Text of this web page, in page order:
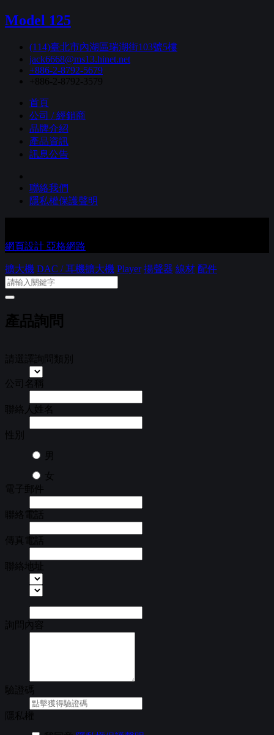
Model 125
(114)臺北市內湖區瑞湖街103號5樓
jack6668@ms13.hinet.net
+886-2-8792-5679
+886-2-8792-3579
首頁
公司 / 經銷商
品牌介紹
產品資訊
訊息公告
聯絡我們
隱私權保護聲明
網頁設計 亞格網路
擴大機 DAC / 耳機擴大機 Player 揚聲器 線材 配件
產品詢問
請選譯詢問類別
公司名稱
聯絡人姓名
性別
男
女
電子郵件
聯絡電話
傳真電話
聯絡地址
詢問內容
驗證碼
隱私權